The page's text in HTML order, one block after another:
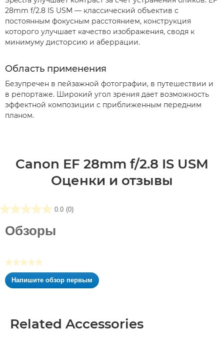
28mm f/2.8 IS USM — классический объектив с
постоянным фокусным расстоянием, конструкция
которого улучшает качество изображения, сводя к
минимуму дисторсию и аберрации.
Область применения
Безупречен в пейзажной фотографии, в путешествии и
в репортаже. Широкий угол зрения дает возможность
эффектной композиции с приближенным передним
планом.
Canon EF 28mm f/2.8 IS USM
Оценки и отзывы
0.0 (0)
0.0
звезд.
Обзоры
★★★★★
Нет
оценки
Напишите обзор первым
.
приведет
к
Related Accessories